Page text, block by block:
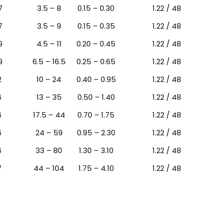
3.5 – 8 0.15 – 0.30
1.22 / 48
3.5 – 9 0.15 – 0.35
1.22 / 48
4.5 – 11 0.20 – 0.45
1.22 / 48
6.5 – 16.5 0.25 – 0.65
1.22 / 48
10 – 24 0.40 – 0.95
1.22 / 48
13 – 35 0.50 – 1.40
1.22 / 48
17.5 – 44 0.70 – 1.75
1.22 / 48
24 – 59 0.95 – 2.30
1.22 / 48
33 – 80 1.30 – 3.10
1.22 / 48
44 – 104 1.75 – 4.10 1.22 / 48